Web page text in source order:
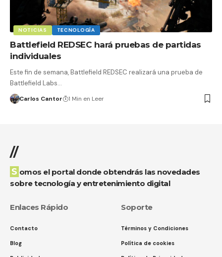
NOTICIAS TECNOLOGÍA
Battlefield REDSEC hará pruebas de partidas
individuales
Este fin de semana, Battlefield REDSEC realizará una prueba de
Battlefield Labs…
Carlos Cantor 1 Min en Leer
//
Somos el portal donde obtendrás las novedades
sobre tecnología y entretenimiento digital
Enlaces Rápido
Contacto
Blog
Soporte
Términos y Condiciones
Política de cookies